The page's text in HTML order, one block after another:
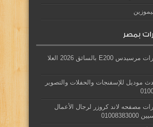
بمصر
تأجير سيارات مرسيدس E200 بالسائق 2026 العلا
موديل للإسفنجات والحفلات والتصوير
مصفحه لاند كروزر لرجال الأعمال